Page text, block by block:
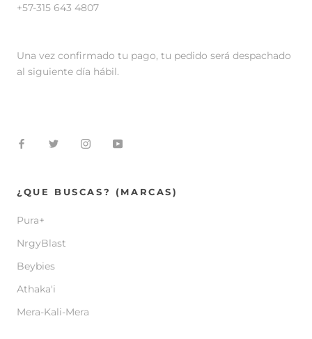
+57-315 643 4807
Una vez confirmado tu pago, tu pedido será despachado
al siguiente día hábil.
¿QUE BUSCAS? (MARCAS)
Pura+
NrgyBlast
Beybies
Athaka'i
Mera-Kali-Mera